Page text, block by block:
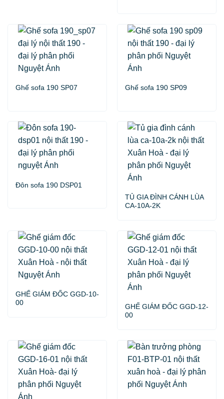
Ghế sofa 190 SP07 Ghế sofa 190 SP09
Đôn sofa 190 DSP01
TỦ GIA ĐÌNH CÁNH LÙA
CA-10A-2K
GHẾ GIÁM ĐỐC GGD-10-
00
GHẾ GIÁM ĐỐC GGD-12-
00